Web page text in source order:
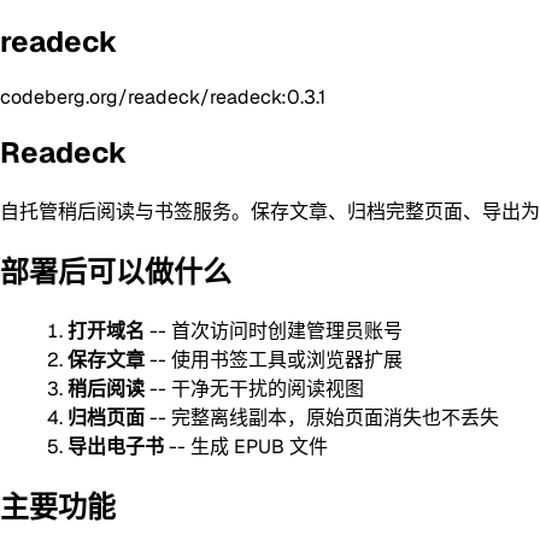
readeck
codeberg.org/readeck/readeck:0.3.1
Readeck
自托管稍后阅读与书签服务。保存文章、归档完整页面、导出
部署后可以做什么
打开域名 -- 首次访问时创建管理员账号
保存文章-- 使用书签工具或浏览器扩展
稍后阅读-- 干净无干扰的阅读视图
归档页面-- 完整离线副本，原始页面消失也不丢失
导出电子书-- 生成 EPUB 文件
主要功能